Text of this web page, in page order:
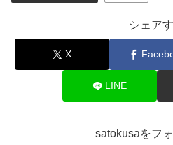
シェア
X
LINE
satokusaをフ